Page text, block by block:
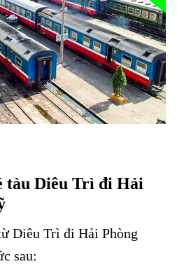
tàu Diêu Trì đi Hải
Diêu Trì đi Hải Phòng
sau: